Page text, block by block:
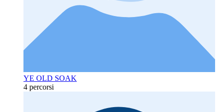
YE OLD SOAK
4 percorsi